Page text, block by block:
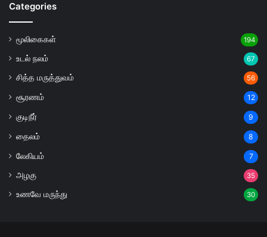
Categories
மூலிகைகள் 194
உடல் நலம் 67
சித்த மருத்துவம் 56
சூரணம் 12
குடிநீர் 9
தைலம் 8
லேகியம் 7
அழகு 35
உணவே மருந்து 30